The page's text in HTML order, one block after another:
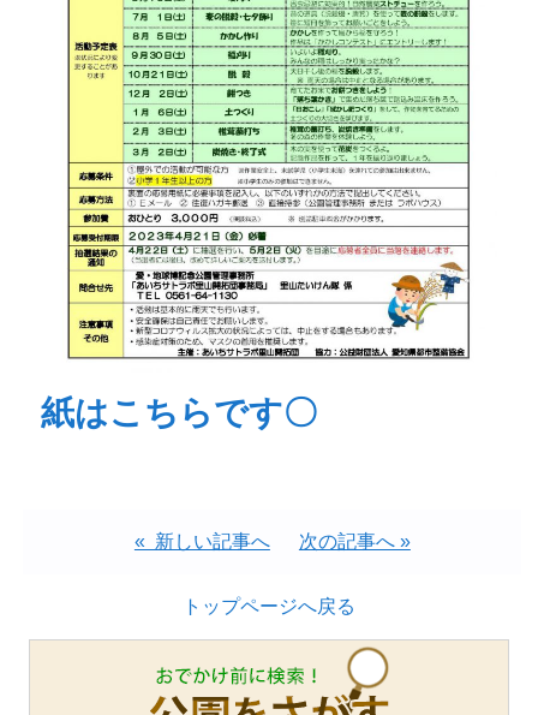
紙はこちらです〇
« 新しい記事へ 次の記事へ »
トップページへ戻る